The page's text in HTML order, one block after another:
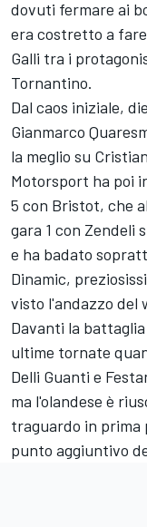
dovuti fermare ai
era costretto a
Galli tra i
Tornantino.
Dal caos iniziale,
Gianmarco
la meglio su
Motorsport ha poi
5 con Bristot, che
gara 1 con Zendeli
e ha badato
Dinamic,
visto l'andazzo del
Davanti la
ultime tornate
Delli Guanti e
ma l'olandese è
traguardo in prima
punto aggiuntivo